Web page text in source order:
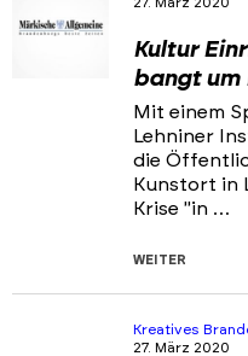
Portfolios
Kultur
bangt um
Mit einem
Lehniner
die
Kunstort in
Krise "in …
WEITER
Kreatives
27. März 2020